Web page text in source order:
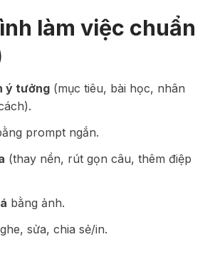
làm việc chuẩn
ý tưởng (mục tiêu, bài học, nhân
prompt ngắn.
(thay nền, rút gọn câu, thêm điệp
bằng ảnh.
sửa, chia sẻ/in.